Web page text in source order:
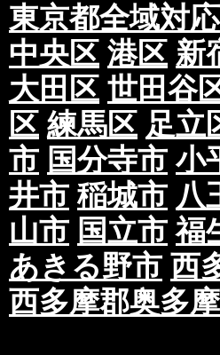
東京都全域対応
中央区 港区 新
大田区 世田谷
区 練馬区 足立
市 国分寺市 小
井市 稲城市 八
山市 国立市 福
あきる野市 西
西多摩郡奥多